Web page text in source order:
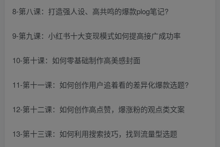
8-第八课：打造强人设、高共鸣的爆款plog笔记?
9-第九课：小红书十大变现模式如何提高接广成功率
10-第十课：如何零基础制作高美感封面
11-第十一课：如何创作用户追着看的差异化爆款选题?
12-第十二课：如何创作高点赞，爆涨粉的观点类文案
13-第十三课：如何利用搜索技巧，找到流量型选题